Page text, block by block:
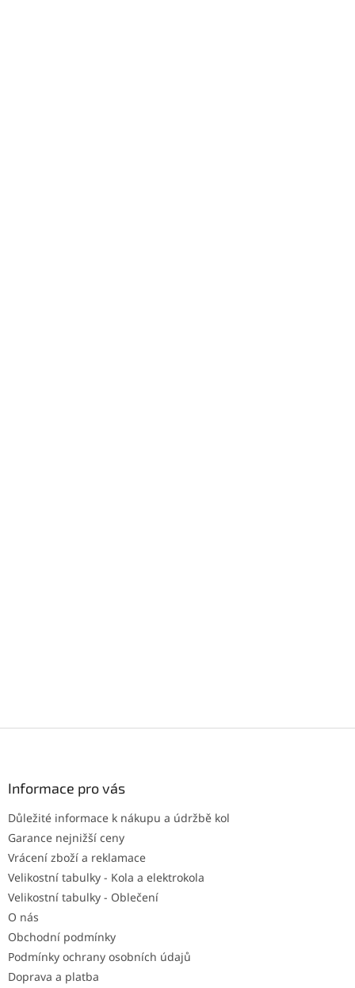
Informace pro vás
Důležité informace k nákupu a údržbě kol
Garance nejnižší ceny
Vrácení zboží a reklamace
Velikostní tabulky - Kola a elektrokola
Velikostní tabulky - Oblečení
O nás
Obchodní podmínky
Podmínky ochrany osobních údajů
Doprava a platba